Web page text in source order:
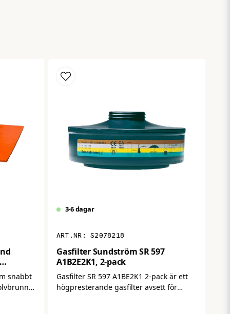
snabbt
3-6 dagar
S2078218
Gasfilter Sundström SR 597
A1B2E2K1, 2-pack
Gasfilter SR 597 A1BE2K1 2‑pack är ett
högpresterande gasfilter avsett för